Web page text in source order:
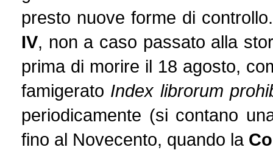
presto nuove forme di
IV, non a caso passato alla
prima di morire il 18 agosto,
famigerato Index librorum
periodicamente (si contano
fino al Novecento, quando la